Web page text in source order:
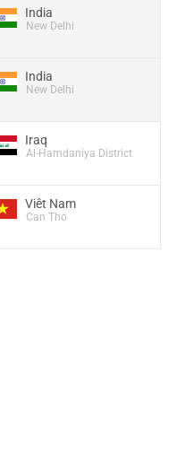
India
New Delhi
India
New Delhi
Iraq
Al-Hamdaniya District
Viêt Nam
Can Tho